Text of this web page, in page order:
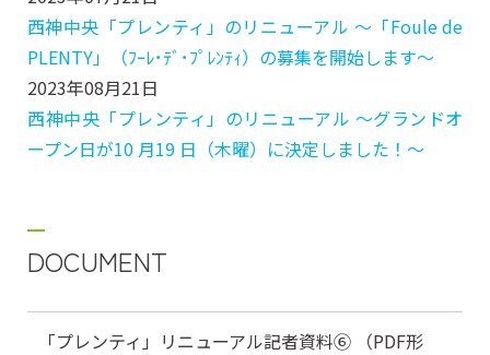
西神中央「プレンティ」のリニューアル ～「Foule de
PLENTY」（ﾌｰﾚ･ﾃﾞ･ﾌﾟﾚﾝﾃｨ）の募集を開始します～
2023年08月21日
西神中央「プレンティ」のリニューアル ～グランドオ
ープン日が10 月19 日（木曜）に決定しました！～
DOCUMENT
「プレンティ」リニューアル記者資料⑥ （PDF形